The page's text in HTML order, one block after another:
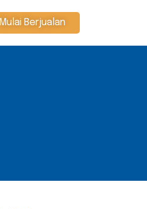
Mulai Berjualan